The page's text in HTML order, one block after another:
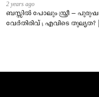
2 years ago
ബസ്സിൽ പോലും സ്ത്രീ – പുരുഷ
വേർതിരിവ് ; എവിടെ തുല്യത? |